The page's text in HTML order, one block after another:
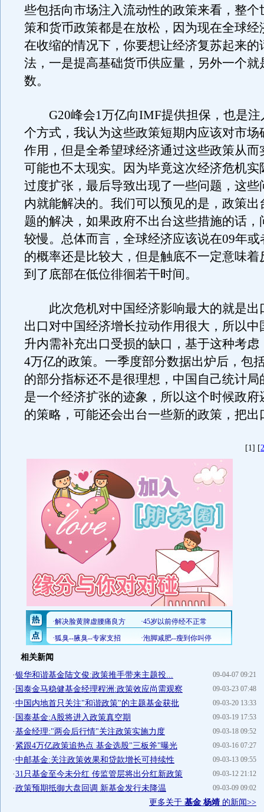
些包括向市场注入流动性的政策来看，整个
策和货币政策都是在放松，因为现在全球经
在收缩的情况下，你要想让经济复苏起来的
法，一是提高基础货币供应量，另外一个就
数。
G20峰会1万亿向IMF提供担保，也是注
个方式，我认为这些政策短期内应该对市场
作用，但是全希望球经济通过这些政策从而
可能也不太现实。因为毕竟这次经济危机实
过度扩张，最后导致出现了一些问题，这些
内就能解决的。我们可以预见的是，政策出
题的解决，如果政府不出台这些措施的话，
较慢。总体而言，全球经济应该说在09年或
的概率还是比较大，但是触底不一定意味着
到了底部在低位徘徊若干时间。
此次危机对中国经济影响最大的就是出
出口对中国经济增长拉动作用很大，所以中
升内需补充出口受损的缺口，基于这种考虑
4万亿的政策。一季度部分数据出炉后，包
的部分指标还不是很理想，中国自己统计局
是一个经济扩张的迹象，所以这个时候政府
的策略，可能还会出台一些新的政策，把出
[1] [2
相关新闻
09-04-07 09:21
·银华和谐基金陆文俊:政策推手带来主题投...
09-03-23 07:48
·国泰金马稳健基金经理程洲:政策效应尚需观察
09-03-20 13:33
·中国内地首只关注"和谐政策"的主题基金获批
09-03-19 17:53
·国泰基金:A股将进入政策真空期
09-03-18 09:52
·基金经理:"两会后行情"关注政策实施力度
09-03-16 07:27
·紧跟4万亿政策追热点 基金选股"三板斧"曝光
09-03-13 09:55
·中邮基金:关注政策效果和贷款增长可持续性
09-03-12 21:12
·31只基金至今未分红 传监管层将出分红新政策
09-03-09 09:02
·政策预期抵御大盘回调 新基金发行未降温
更多关于 基金 杨靖 的新闻>>